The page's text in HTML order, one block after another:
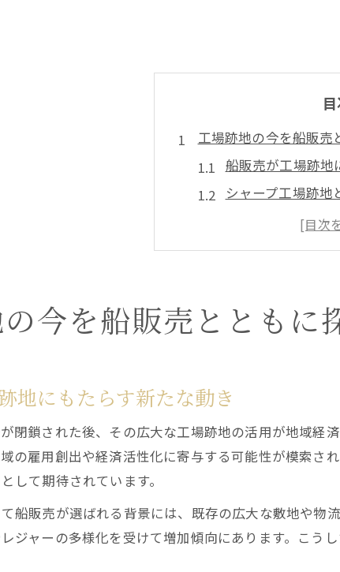
工場跡地の今を船販売
船販売が工場跡地
シャープ工場跡地
船販売の視点で
船販売事業とシャ
シャープ撤退が栃木県
船販売とシャープ
船販売が支えるシ
船の販売事業から見る
矢板の街における
今を船販売とともに
地にもたらす新たな動き
閉鎖された後、その広大な工場跡地の活用が地域経
の雇用創出や経済活性化に寄与する可能性が模索さ
して期待されています。
船販売が選ばれる背景には、既存の広大な敷地や
ジャーの多様化を受けて増加傾向にあります。こう